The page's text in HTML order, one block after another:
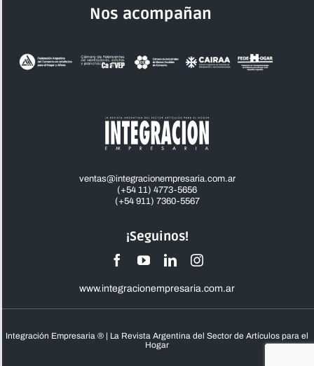
Nos acompañan
¡Seguinos!
www.integracionempresaria.com.ar
ventas@integracionempresaria.com.ar
(+54 11) 4773-5656
(+54 911) 7360-5567
Integración Empresaria ® | La Revista Argentina del Sector de Artículos para el
Hogar